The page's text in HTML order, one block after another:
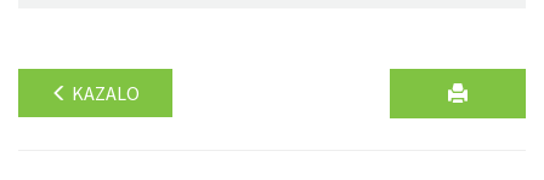
KAZALO